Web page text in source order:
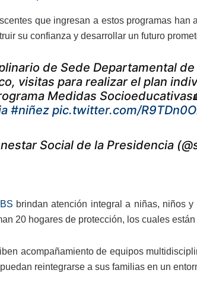
que ingresan a estos programas
su confianza y desarrollar un futuro
de Sede Departamental de
visitas para realizar el plan
Medidas
#niñez pic.twitter.com/
Social de la Presidencia
brindan atención integral a niñas, niños
20 hogares de protección, los cuales
acompañamiento de equipos
reintegrarse a sus familias en un